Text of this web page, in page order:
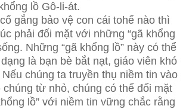
lồ Gô-li-át.
gắng bảo vệ con cái tohế nào thì
phải đối mặt với những “gã khổng
Những “gã khổng lồ” này có thể
là bạn bè bắt nạt, giáo viên khó
chúng ta truyền thụ niềm tin vào
chúng từ nhỏ, chúng có thể đối mặt
lồ” với niềm tin vững chắc rằng